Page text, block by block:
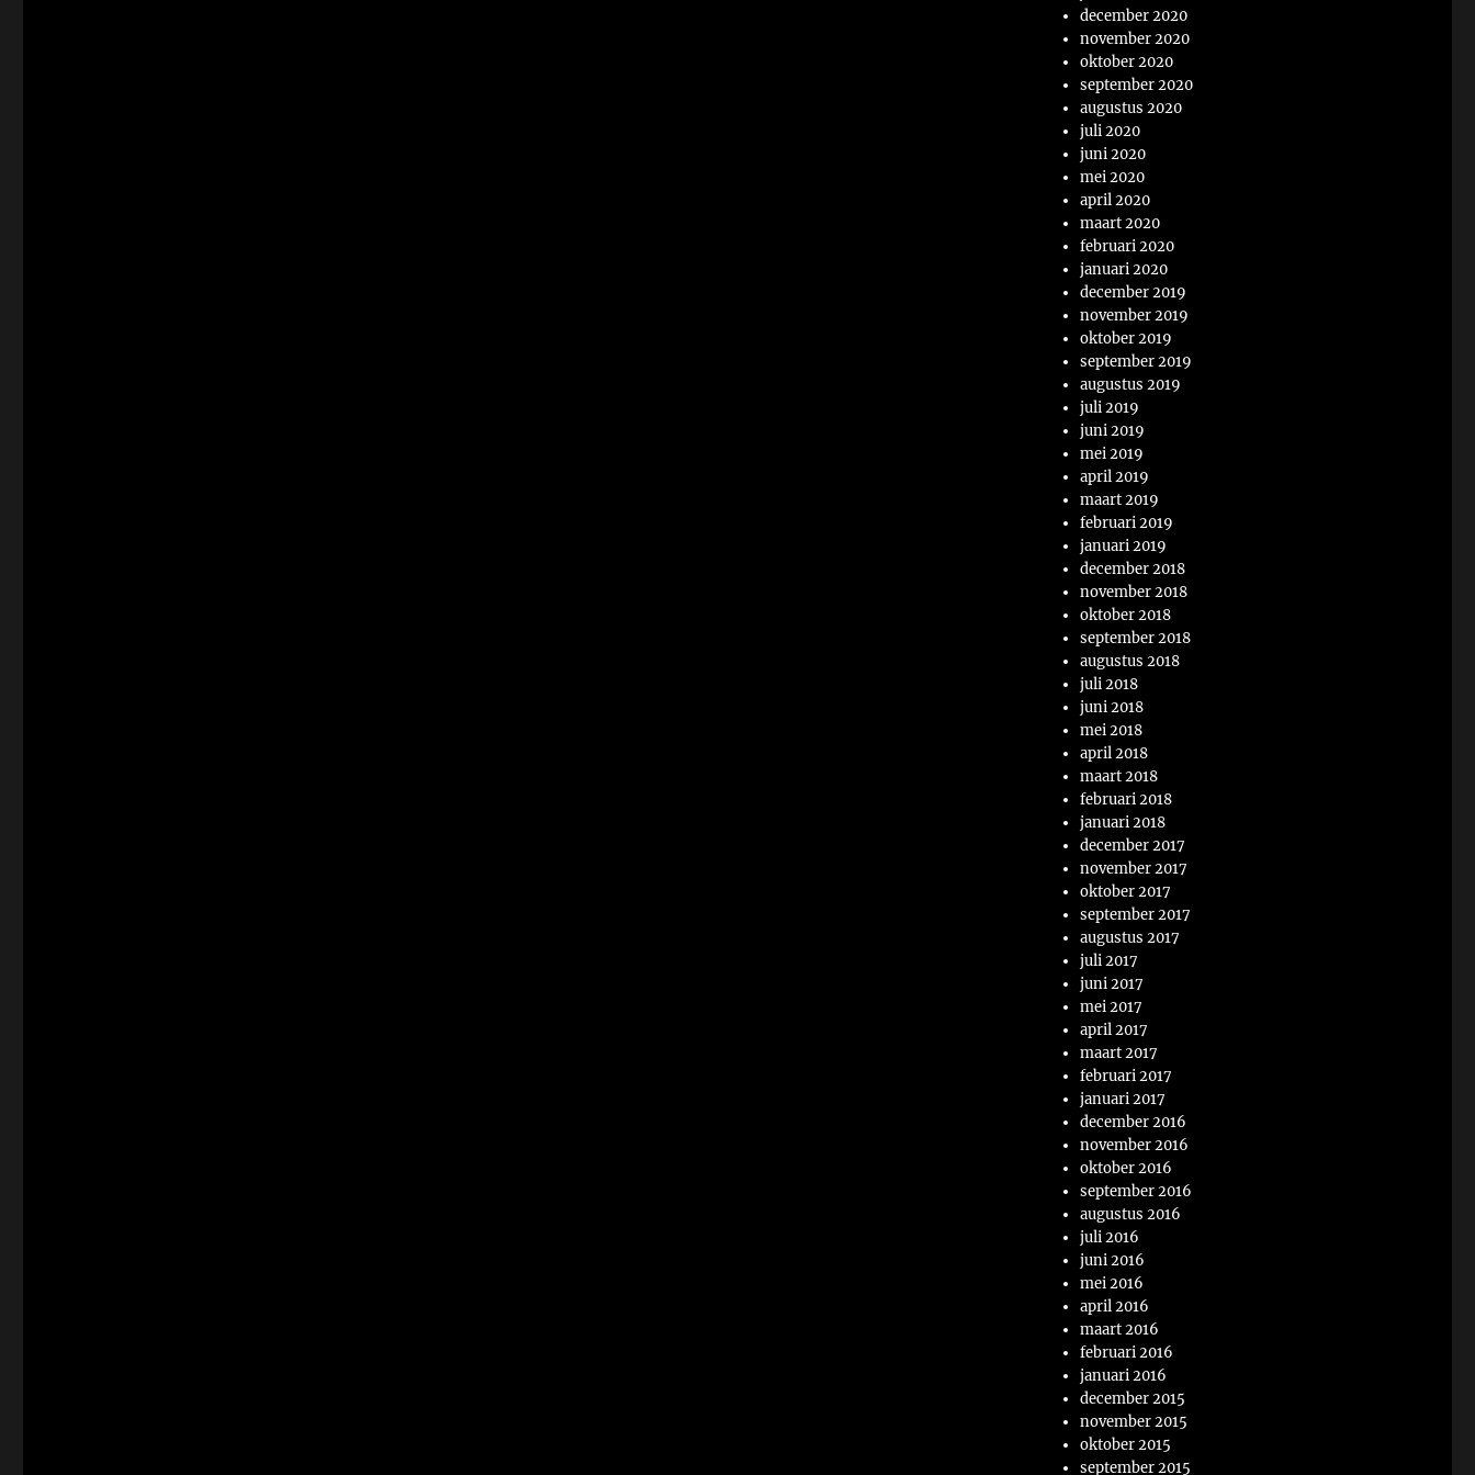
december 2020
november 2020
oktober 2020
september 2020
augustus 2020
juli 2020
juni 2020
mei 2020
april 2020
maart 2020
februari 2020
januari 2020
december 2019
november 2019
oktober 2019
september 2019
augustus 2019
juli 2019
juni 2019
mei 2019
april 2019
maart 2019
februari 2019
januari 2019
december 2018
november 2018
oktober 2018
september 2018
augustus 2018
juli 2018
juni 2018
mei 2018
april 2018
maart 2018
februari 2018
januari 2018
december 2017
november 2017
oktober 2017
september 2017
augustus 2017
juli 2017
juni 2017
mei 2017
april 2017
maart 2017
februari 2017
januari 2017
december 2016
november 2016
oktober 2016
september 2016
augustus 2016
juli 2016
juni 2016
mei 2016
april 2016
maart 2016
februari 2016
januari 2016
december 2015
november 2015
oktober 2015
september 2015